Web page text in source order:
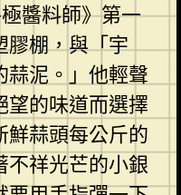
醬料師》第一
膠棚，與「宇
蒜泥。」他輕聲
望的味道而選擇
蒜頭每公斤的
不祥光芒的小銀